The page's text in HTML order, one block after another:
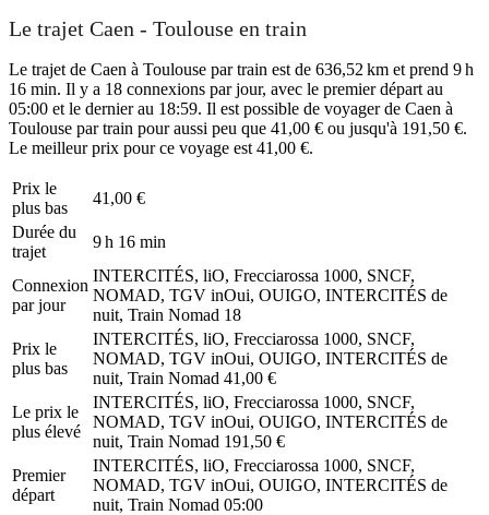
Le trajet Caen - Toulouse en train
Le trajet de Caen à Toulouse par train est de 636,52 km et prend 9 h
16 min. Il y a 18 connexions par jour, avec le premier départ au
05:00 et le dernier au 18:59. Il est possible de voyager de Caen à
Toulouse par train pour aussi peu que 41,00 € ou jusqu'à 191,50 €.
Le meilleur prix pour ce voyage est 41,00 €.
Prix ​​le
plus bas
41,00 €
Durée du
trajet
9 h 16 min
Connexion
par jour
INTERCITÉS, liO, Frecciarossa 1000, SNCF,
NOMAD, TGV inOui, OUIGO, INTERCITÉS de
nuit, Train Nomad 18
Prix ​​le
plus bas
INTERCITÉS, liO, Frecciarossa 1000, SNCF,
NOMAD, TGV inOui, OUIGO, INTERCITÉS de
nuit, Train Nomad 41,00 €
Le prix le
plus élevé
INTERCITÉS, liO, Frecciarossa 1000, SNCF,
NOMAD, TGV inOui, OUIGO, INTERCITÉS de
nuit, Train Nomad 191,50 €
Premier
départ
INTERCITÉS, liO, Frecciarossa 1000, SNCF,
NOMAD, TGV inOui, OUIGO, INTERCITÉS de
nuit, Train Nomad 05:00